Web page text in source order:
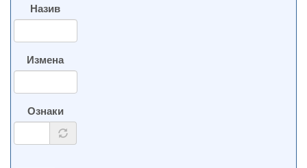
Назив
Измена
Ознаки